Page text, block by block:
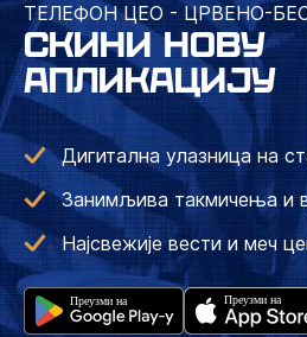
ТЕЛЕФОН ЦЕО - ЦРВЕНО-
СКИНИ НОВУ
АПЛИКАЦИЈУ
Дигитална улазница на
Занимљива такмичења и
Најсвежије вести и меч